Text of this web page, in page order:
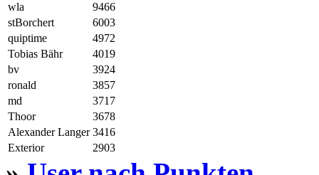
wla
9466
stBorchert
6003
quiptime
4972
Tobias Bähr
4019
bv
3924
ronald
3857
md
3717
Thoor
3678
Alexander Langer 3416
Exterior
2903